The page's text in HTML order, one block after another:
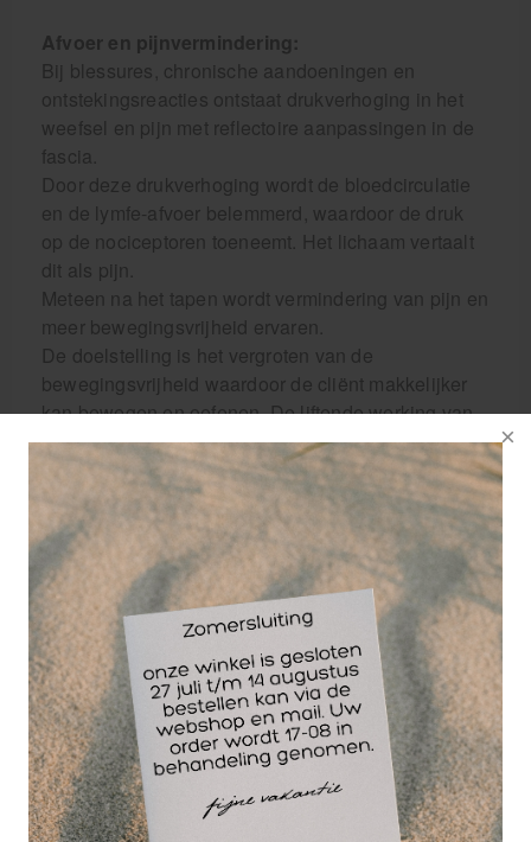
Afvoer en pijnvermindering:
Bij blessures, chronische aandoeningen en
ontstekingsreacties ontstaat drukverhoging in het
weefsel en pijn met reflectoire aanpassingen in de
fascia.
Door deze drukverhoging wordt de bloedcirculatie
en de lymfe-afvoer belemmerd, waardoor de druk
op de nociceptoren toeneemt. Het lichaam vertaalt
dit als pijn.
Meteen na het tapen wordt vermindering van pijn en
meer bewegingsvrijheid ervaren.
De doelstelling is het vergroten van de
bewegingsvrijheid waardoor de cliënt makkelijker
kan bewegen en oefenen. De liftende werking van
Kinesiotape stimuleert de afvoer van oedeem en
afvalstoffen en zorgt voor druk- en pijnvermindering
in het weefsel.
De bewegingsvrijheid neemt toe waardoor het
herstelproces bevorderd wordt.
Dit betekent een sneller herstel.
Eigenschappen van de tape:
Kinesiotape is niet te vergelijken met sporttape, de
tape is:
Van een speciaal soort textiel die geweven is
als de huid.
Elastisch en rekbaar tot 140%.
Ventilerend.